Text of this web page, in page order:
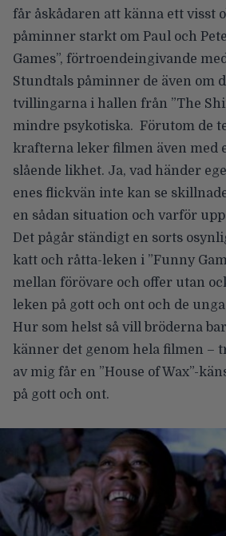
får åskådaren att känna ett visst
påminner starkt om Paul och
Games”, förtroendeingivande
Stundtals påminner de även om
tvillingarna i hallen från ”The
mindre psykotiska. Förutom de
krafterna leker filmen även med
slående likhet. Ja, vad händer
enes flickvän inte kan se
en sådan situation och varför
Det pågår ständigt en sorts
katt och råtta-leken i ”Funny
mellan förövare och offer utan
leken på gott och ont och de
Hur som helst så vill bröderna
känner det genom hela filmen –
av mig får en ”House of Wax”-
på gott och ont.